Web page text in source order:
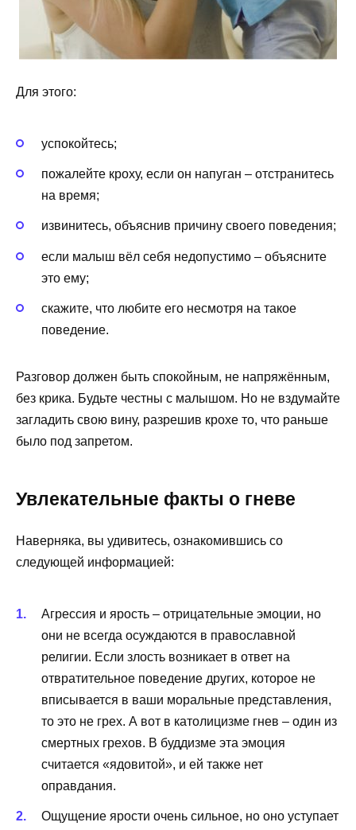
Для этого:
успокойтесь;
пожалейте кроху, если он напуган – отстранитесь
на время;
извинитесь, объяснив причину своего поведения;
если малыш вёл себя недопустимо – объясните
это ему;
скажите, что любите его несмотря на такое
поведение.
Разговор должен быть спокойным, не напряжённым,
без крика. Будьте честны с малышом. Но не вздумайте
загладить свою вину, разрешив крохе то, что раньше
было под запретом.
Увлекательные факты о гневе
Наверняка, вы удивитесь, ознакомившись со
следующей информацией:
Агрессия и ярость – отрицательные эмоции, но
они не всегда осуждаются в православной
религии. Если злость возникает в ответ на
отвратительное поведение других, которое не
вписывается в ваши моральные представления,
то это не грех. А вот в католицизме гнев – один из
смертных грехов. В буддизме эта эмоция
считается «ядовитой», и ей также нет
оправдания.
Ощущение ярости очень сильное, но оно уступает